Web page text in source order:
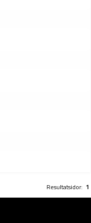
Resultatsidor: 1